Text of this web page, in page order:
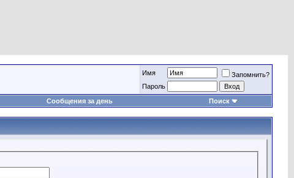
Имя
Запомнить?
Пароль
Сообщения за день Поиск